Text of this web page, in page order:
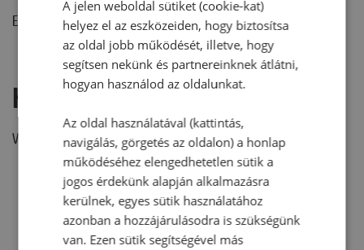
Ehhez a recepthez még nem érkezett hozzászólás.
Hozzászólás írása
Vélemény írásához, kérjük,jelentkezz be!
RECEPTAJÁNLÓ
A jelen weboldal sütiket (cookie-kat)
helyez el az eszközeiden, hogy biztosítsa
az oldal jobb működését, illetve, hogy
segítsen nekünk és partnereinknek átlátni,
hogyan használod az oldalunkat.
Az oldal használatával (kattintás,
navigálás, görgetés az oldalon) a honlap
működéséhez elengedhetetlen sütik a
jogos érdekünk alapján alkalmazásra
kerülnek, egyes sütik használatához
azonban a hozzájárulásodra is szükségünk
van. Ezen sütik segítségével más